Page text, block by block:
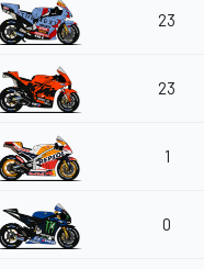
23
23
1
0